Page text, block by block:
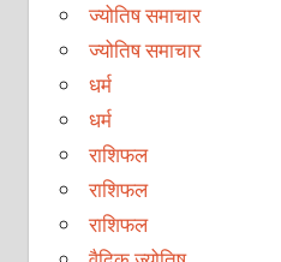
ज्योतिष समाचार
ज्योतिष समाचार
धर्म
धर्म
राशिफल
राशिफल
राशिफल